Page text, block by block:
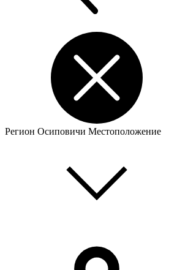
Регион Осиповичи Местоположение